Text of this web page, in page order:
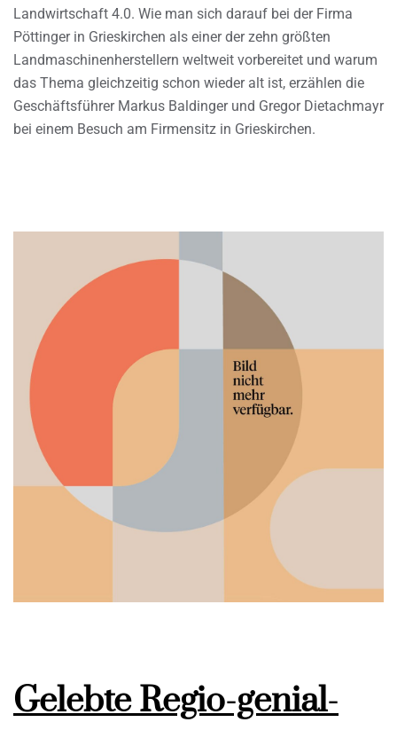
Landwirtschaft 4.0. Wie man sich darauf bei der Firma
Pöttinger in Grieskirchen als einer der zehn größten
Landmaschinenherstellern weltweit vorbereitet und warum
das Thema gleichzeitig schon wieder alt ist, erzählen die
Geschäftsführer Markus Baldinger und Gregor Dietachmayr
bei einem Besuch am Firmensitz in Grieskirchen.
Gelebte Regio-genial-